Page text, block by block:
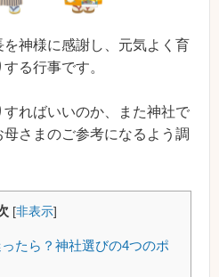
神様に感謝し、元気よく育
る行事です。
ればいいのか、また神社で
さまのご参考になるよう調
[非表示]
たら？神社選びの4つのポ